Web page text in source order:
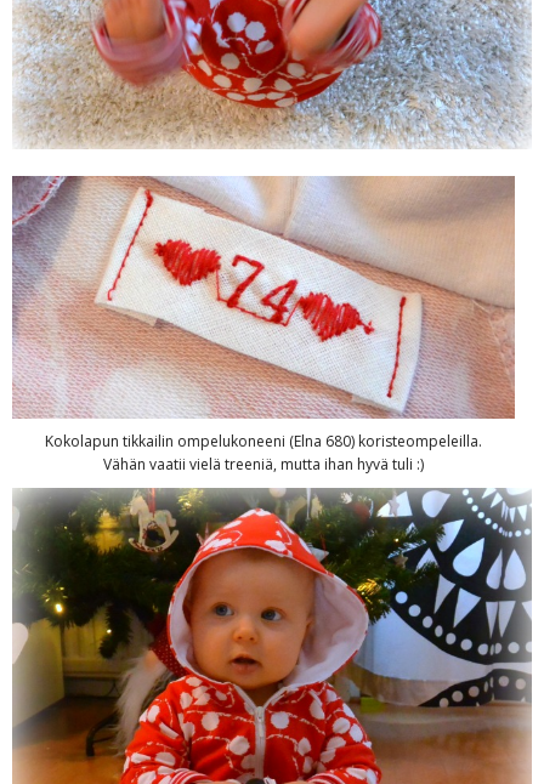
Kokolapun tikkailin ompelukoneeni (Elna 680) koristeompeleilla.
Vähän vaatii vielä treeniä, mutta ihan hyvä tuli :)